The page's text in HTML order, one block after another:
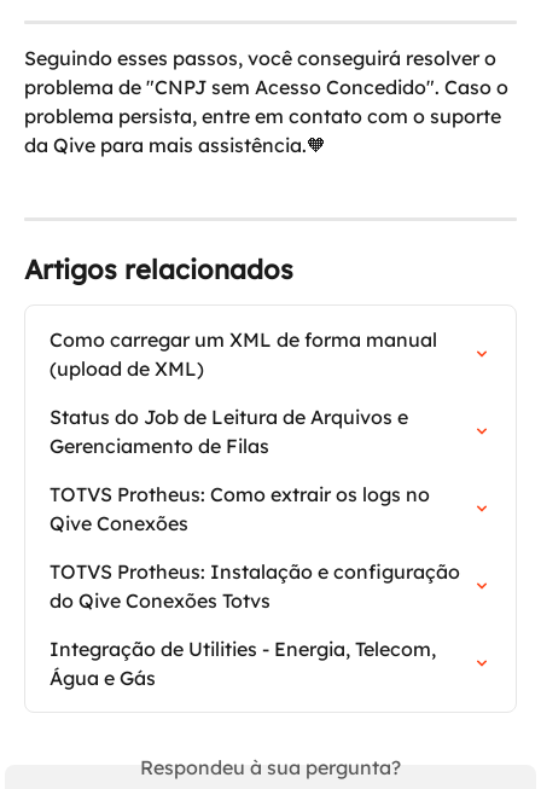
Seguindo esses passos, você conseguirá resolver o
problema de "CNPJ sem Acesso Concedido". Caso o
problema persista, entre em contato com o suporte
da Qive para mais assistência.🧡
Artigos relacionados
Como carregar um XML de forma manual
(upload de XML)
Status do Job de Leitura de Arquivos e
Gerenciamento de Filas
TOTVS Protheus: Como extrair os logs no
Qive Conexões
TOTVS Protheus: Instalação e configuração
do Qive Conexões Totvs
Integração de Utilities - Energia, Telecom,
Água e Gás
Respondeu à sua pergunta?